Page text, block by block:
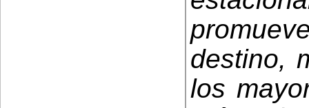
destino,
los